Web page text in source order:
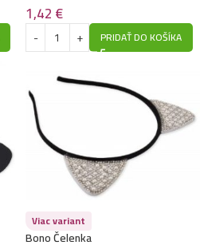
1,42€
PRIDAŤ DO KOŠÍKA
Viac variant
Bono Čelenka